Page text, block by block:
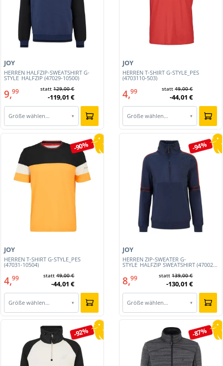
HERREN HALFZIP-SWEATSHIRT G-
STYLE_HALFZIP (47029-10500)
JOY
9,99 statt129,00 €
-119,01 €
Größe wählen… ▾
HERREN T-SHIRT G-STYLE_PES
(4703110-503)
JOY
4,99 statt49,00 €
-44,01 €
Größe wählen… ▾
-90%
HERREN T-SHIRT G-STYLE_PES
(47031-10504)
JOY
4,99 statt49,00 €
-44,01 €
Größe wählen… ▾
-94%
HERREN ZIP-SWEATER G-
STYLE_HALFZIP SWEATSHIRT (47002-
JOY
8,99 statt139,00 €
-130,01 €
Größe wählen… ▾
-92% -87%